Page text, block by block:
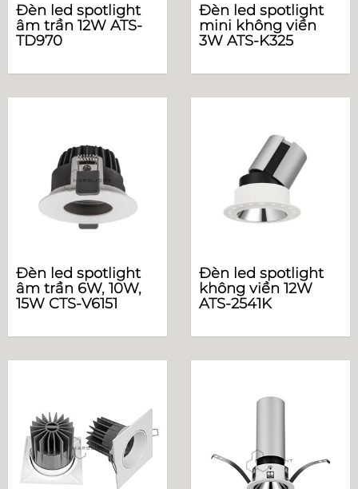
Đèn led spotlight
âm trần 12W ATS-
TD970
Đèn led spotlight
mini không viền
3W ATS-K325
Đèn led spotlight
âm trần 6W, 10W,
15W CTS-V6151
Đèn led spotlight
không viền 12W
ATS-2541K